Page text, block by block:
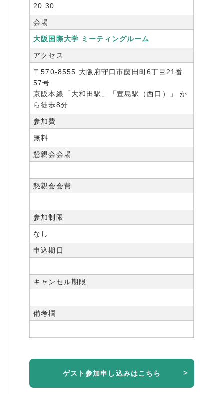
20:30
会場
大阪国際大学 ミーティングルーム
アクセス
〒570-8555 大阪府守口市藤田町6丁目21番
57号
京阪本線「大和田駅」「萱島駅（西口）」 か
ら徒歩8分
参加費
無料
懇親会会場
懇親会会費
参加制限
なし
申込期日
キャンセル期限
備考欄
ゲスト参加申し込みはこちら